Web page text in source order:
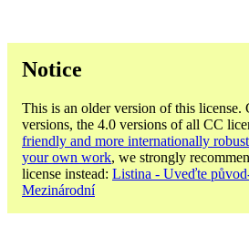
Notice
This is an older version of this license.
versions, the 4.0 versions of all CC
friendly and more internationally robust
your own work, we strongly
license instead: Listina - Uveďte
Mezinárodní